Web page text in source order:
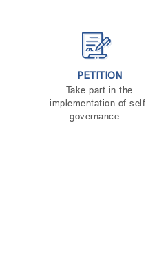
PETITION
Take part in the
implementation of self-
governance…